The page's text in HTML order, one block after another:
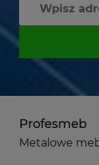
Profesmeb
Metalowe